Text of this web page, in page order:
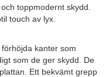
toppmodernt skydd.
touch av lyx.
kanter som
som de ger skydd. De
Ett bekvämt grepp